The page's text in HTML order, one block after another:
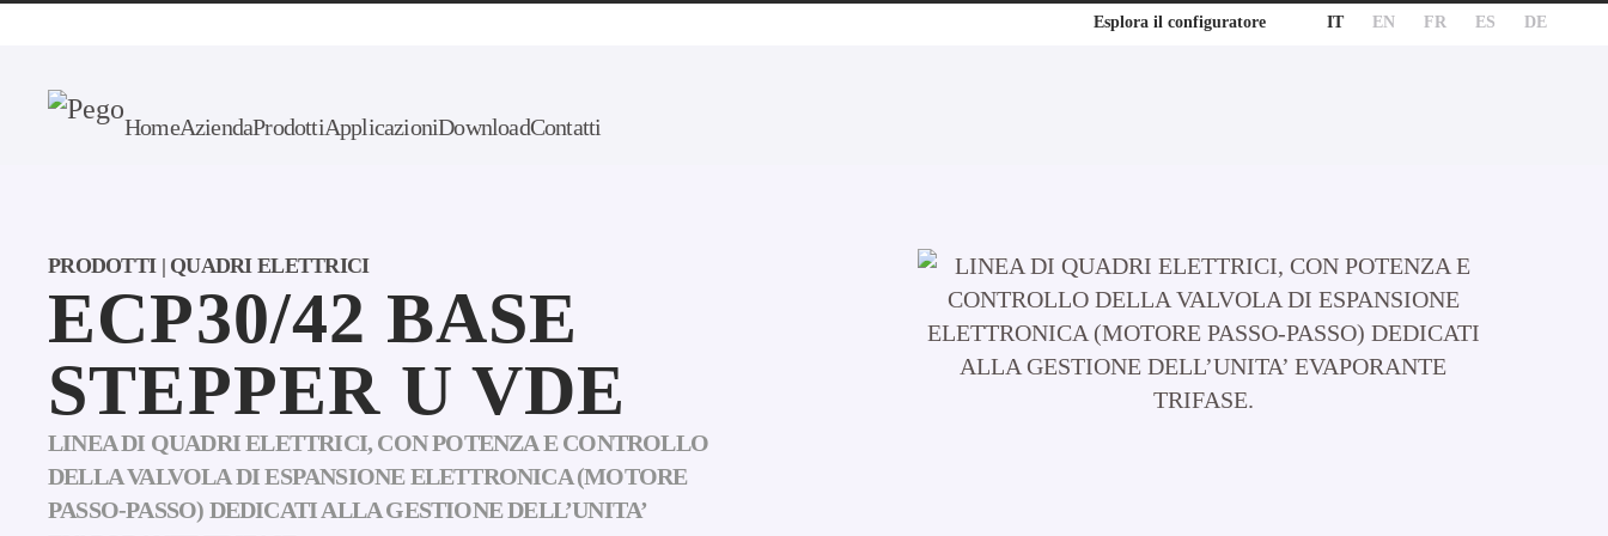
Esplora il configuratore IT EN FR ES DE
HomeAziendaProdottiApplicazioniDownloadContatti
PRODOTTI | QUADRI ELETTRICI
ECP30/42 BASE
STEPPER U VDE
LINEA DI QUADRI ELETTRICI, CON POTENZA E CONTROLLO
DELLA VALVOLA DI ESPANSIONE ELETTRONICA (MOTORE
PASSO-PASSO) DEDICATI ALLA GESTIONE DELL’UNITA’